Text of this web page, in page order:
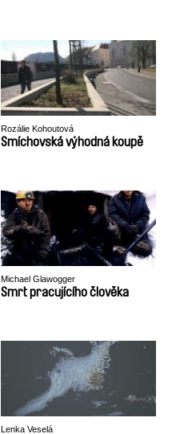
Rozálie Kohoutová
Smíchovská výhodná koupě
Michael Glawogger
Smrt pracujícího člověka
Lenka Veselá